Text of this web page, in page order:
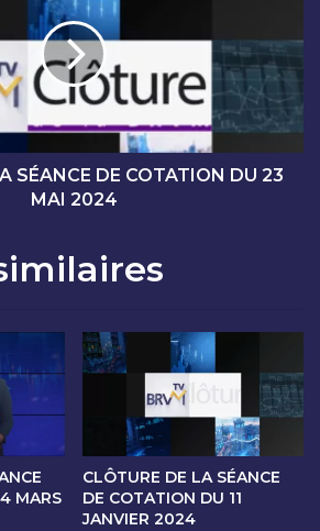
SÉANCE DE COTATION DU 23
MAI 2024
MARS
CLÔTURE DE LA SÉANCE
DE COTATION DU 11
JANVIER 2024